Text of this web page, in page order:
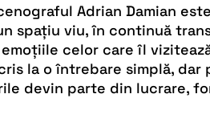
Adrian Damian
spațiu viu, în continuă
celor care îl
la o întrebare simplă, dar
devin parte din lucrare,